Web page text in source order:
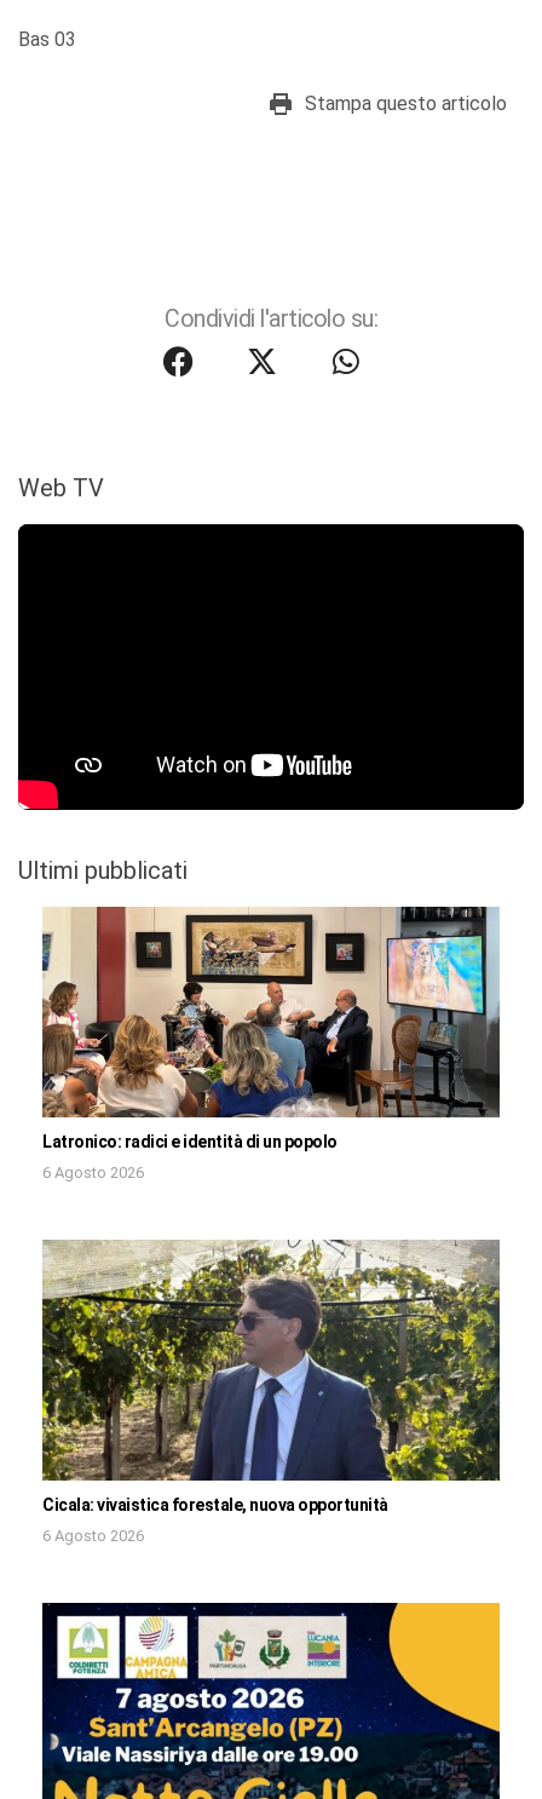
Bas 03
Stampa questo articolo
Condividi l'articolo su:
Web TV
Ultimi pubblicati
Latronico: radici e identità di un popolo
6 Agosto 2026
Cicala: vivaistica forestale, nuova opportunità
6 Agosto 2026